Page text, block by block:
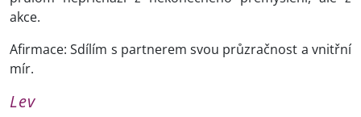
akce.
Afirmace: Sdílím s partnerem svou průzračnost a vnitřní
mír.
Lev